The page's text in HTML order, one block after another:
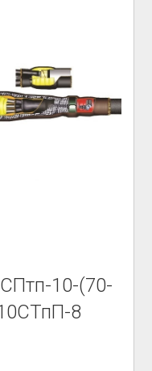
10-(70-
8